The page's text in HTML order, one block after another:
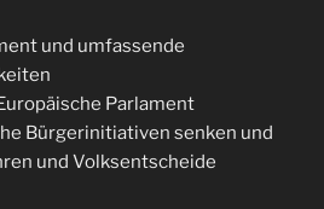
und umfassende
Parlament
Bürgerinitiativen senken und
und Volksentscheide